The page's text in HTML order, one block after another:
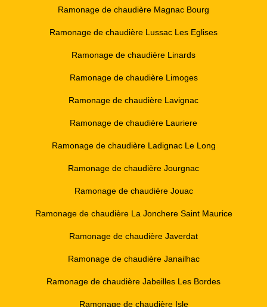
Ramonage de chaudière Magnac Bourg
Ramonage de chaudière Lussac Les Eglises
Ramonage de chaudière Linards
Ramonage de chaudière Limoges
Ramonage de chaudière Lavignac
Ramonage de chaudière Lauriere
Ramonage de chaudière Ladignac Le Long
Ramonage de chaudière Jourgnac
Ramonage de chaudière Jouac
Ramonage de chaudière La Jonchere Saint Maurice
Ramonage de chaudière Javerdat
Ramonage de chaudière Janailhac
Ramonage de chaudière Jabeilles Les Bordes
Ramonage de chaudière Isle